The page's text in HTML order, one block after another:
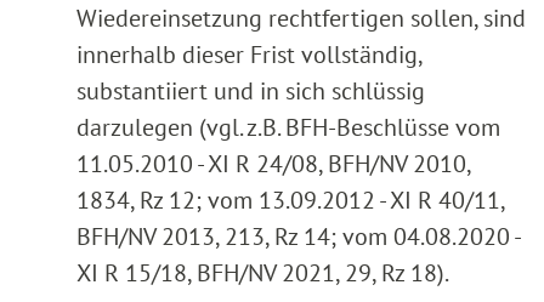
Wiedereinsetzung rechtfertigen sollen, sind
innerhalb dieser Frist vollständig,
substantiiert und in sich schlüssig
darzulegen (vgl. z.B. BFH-Beschlüsse vom
11.05.2010 - XI R 24/08, BFH/NV 2010,
1834, Rz 12; vom 13.09.2012 - XI R 40/11,
BFH/NV 2013, 213, Rz 14; vom 04.08.2020 -
XI R 15/18, BFH/NV 2021, 29, Rz 18).